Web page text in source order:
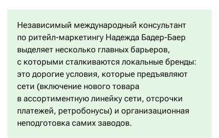
Независимый международный консультант
по ритейл-маркетингу Надежда Бадер-Баер
выделяет несколько главных барьеров,
с которыми сталкиваются локальные бренды:
это дорогие условия, которые предъявляют
сети (включение нового товара
в ассортиментную линейку сети, отсрочки
платежей, ретробонусы) и организационная
неподготовка самих заводов.